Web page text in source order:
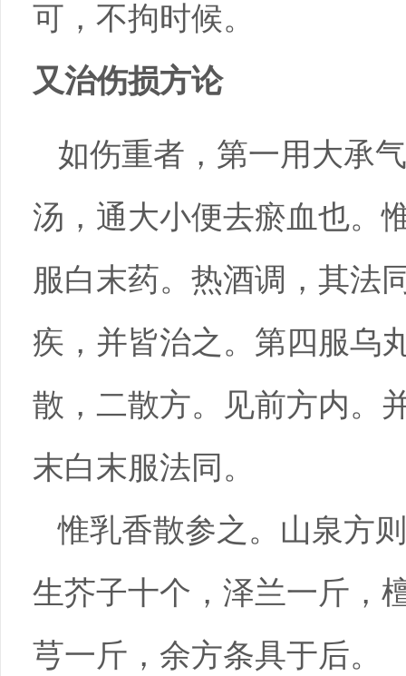
可，不拘时候。
又治伤损方论
如伤重者，第一用大承
汤，通大小便去瘀血也。
服白末药。热酒调，其法
疾，并皆治之。第四服乌
散，二散方。见前方内。
末白末服法同。
惟乳香散参之。山泉方
生芥子十个，泽兰一斤，
芎一斤，余方条具于后。